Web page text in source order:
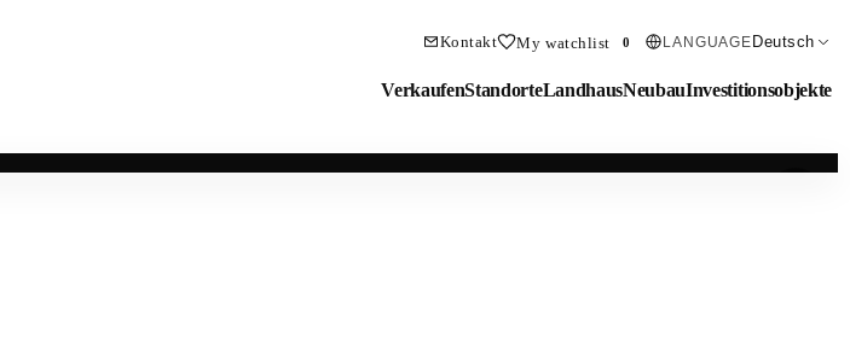
Kontakt My watchlist 0 LANGUAGE Deutsch
VerkaufenStandorteLandhausNeubauInvestitionsobjekte